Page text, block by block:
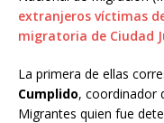
extranjeros víctimas
migratoria de Ciudad
La primera de ellas
Cumplido, coordinador
Migrantes quien fue